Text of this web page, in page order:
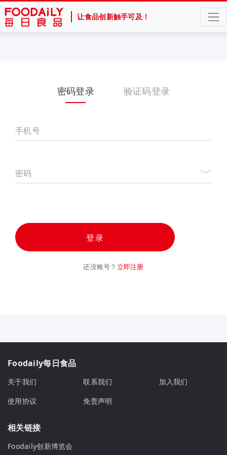
让食品创新触手可及！
密码登录 验证码登录
手机号
密码
登录
还没账号？ 立即注册
Foodaily每日食品
关于我们 联系我们
加入我们
使用协议
免责声明
相关链接
Foodaily创新博览会